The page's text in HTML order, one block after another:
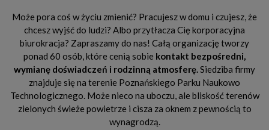
Może pora coś w życiu zmienić? Pracujesz w domu i czujesz, że
chcesz wyjść do ludzi? Albo przytłacza Cię korporacyjna
biurokracja? Zapraszamy do nas! Całą organizację tworzy
ponad 60 osób, które cenią sobie kontakt bezpośredni,
wymianę doświadczeń i rodzinną atmosferę.Siedziba firmy
znajduje się na terenie Poznańskiego Parku Naukowo
Technologicznego. Może nieco na uboczu, ale bliskość terenów
zielonych świeże powietrze i cisza za oknem z pewnością to
wynagrodzą.